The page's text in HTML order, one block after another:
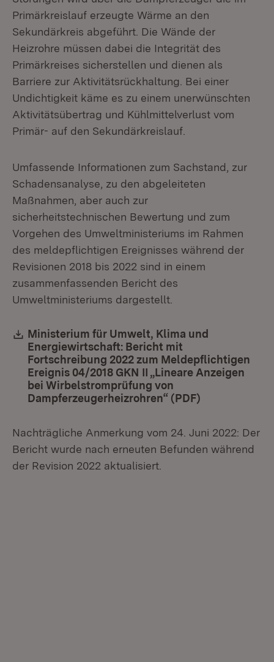
Primärkreislauf erzeugte Wärme an den
Sekundärkreis abgeführt. Die Wände der
Heizrohre müssen dabei die Integrität des
Primärkreises sicherstellen und dienen als
Barriere zur Aktivitätsrückhaltung. Bei einer
Undichtigkeit käme es zu einem unerwünschten
Aktivitätsübertrag und Kühlmittelverlust vom
Primär- auf den Sekundärkreislauf.
Umfassende Informationen zum Sachstand, zur
Schadensanalyse, zu den abgeleiteten
Maßnahmen, aber auch zur
sicherheitstechnischen Bewertung und zum
Vorgehen des Umweltministeriums im Rahmen
des meldepflichtigen Ereignisses während der
Revisionen 2018 bis 2022 sind in einem
zusammenfassenden Bericht des
Umweltministeriums dargestellt.
Download:
Ministerium für Umwelt, Klima und
Energiewirtschaft: Bericht mit
Fortschreibung 2022 zum Meldepflichtigen
Ereignis 04/2018 GKN II „Lineare Anzeigen
bei Wirbelstromprüfung von
Dampferzeugerheizrohren“ (PDF)
Nachträgliche Anmerkung vom 24. Juni 2022: Der
Bericht wurde nach erneuten Befunden während
der Revision 2022 aktualisiert.